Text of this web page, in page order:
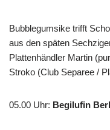
Bubblegumsike trifft
aus den späten
Plattenhändler Martin
Stroko (Club Separee /
05.00 Uhr: Begilufin